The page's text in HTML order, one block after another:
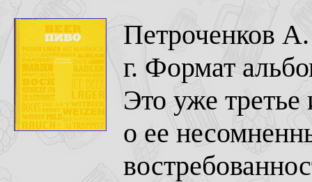
Петроченков
г. Формат
Это уже третье
о ее